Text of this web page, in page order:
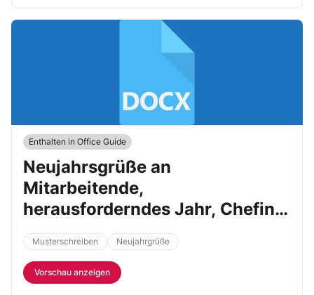
Enthalten in Office Guide
Neujahrsgrüße an
Mitarbeitende,
herausforderndes Jahr, Chefin
an Team
Musterschreiben Neujahrgrüße
Vorschau anzeigen